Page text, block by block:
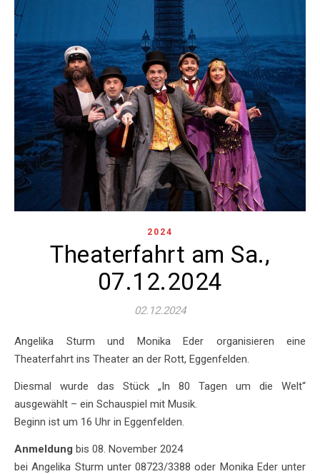
2024
Theaterfahrt am Sa.,
07.12.2024
02.12.2024
Angelika Sturm und Monika Eder organisieren eine
Theaterfahrt ins Theater an der Rott, Eggenfelden.
Diesmal wurde das Stück „In 80 Tagen um die Welt“
ausgewählt – ein Schauspiel mit Musik.
Beginn ist um 16 Uhr in Eggenfelden.
Anmeldung bis 08. November 2024
bei Angelika Sturm unter 08723/3388 oder Monika Eder unter